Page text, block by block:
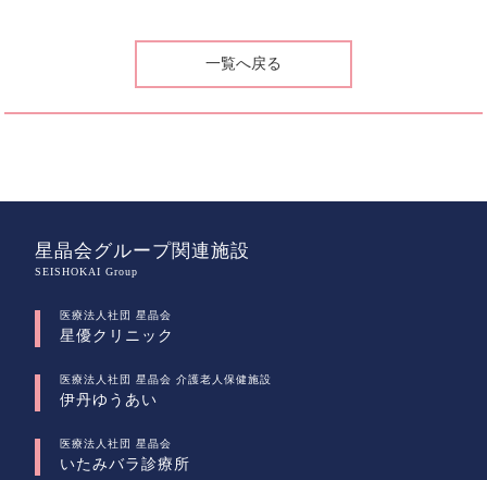
一覧へ戻る
星晶会グループ関連施設
SEISHOKAI Group
医療法人社団 星晶会
星優クリニック
医療法人社団 星晶会 介護老人保健施設
伊丹ゆうあい
医療法人社団 星晶会
いたみバラ診療所